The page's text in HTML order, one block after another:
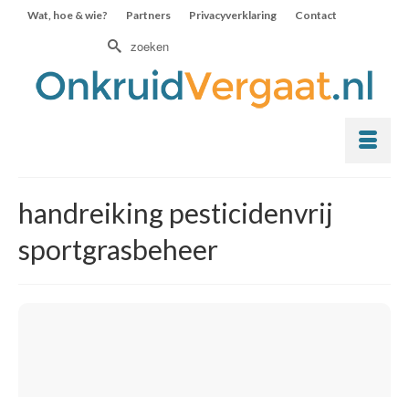
Wat, hoe & wie? Partners Privacyverklaring Contact
Zoek
handreiking pesticidenvrij
sportgrasbeheer